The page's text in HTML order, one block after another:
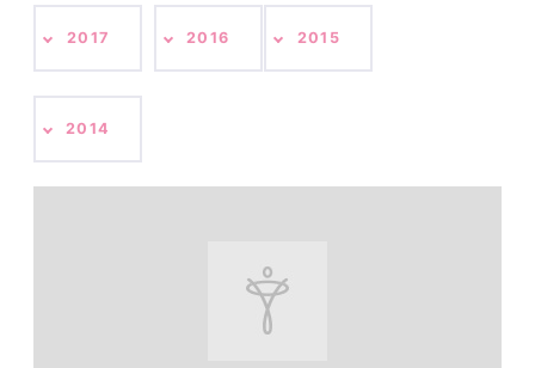
2017 2016 2015
2014